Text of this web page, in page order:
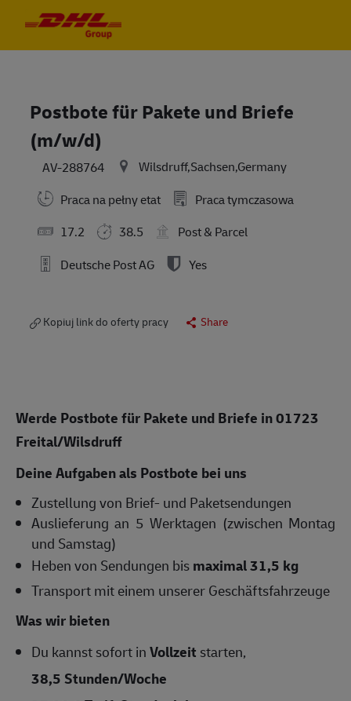
Postbote für Pakete und Briefe
(m/w/d)
AV-288764
Wilsdruff,Sachsen,Germany
Praca na pełny etat
Praca tymczasowa
17.2
38.5
Post & Parcel
Deutsche Post AG
Yes
Kopiuj link do oferty pracy Share
Werde Postbote für Pakete und Briefe in 01723
Freital/Wilsdruff
Deine Aufgaben als Postbote bei uns
Zustellung von Brief- und Paketsendungen
Auslieferung an 5 Werktagen (zwischen Montag
und Samstag)
Heben von Sendungen bismaximal 31,5 kg
Transport mit einem unserer Geschäftsfahrzeuge
Was wir bieten
Du kannst sofort inVollzeit starten,
38,5 Stunden/Woche